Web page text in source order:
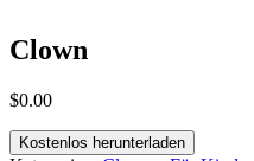
Clown
$0.00
Kostenlos herunterladen